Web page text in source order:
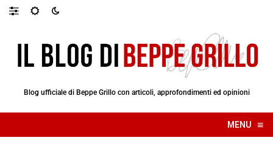
Blog ufficiale di Beppe Grillo con articoli, approfondimenti ed opinioni
MENU ≡
☰